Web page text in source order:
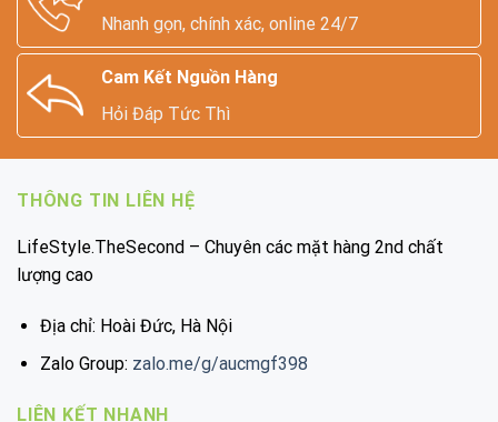
Nhanh gọn, chính xác, online 24/7
Cam Kết Nguồn Hàng
Hỏi Đáp Tức Thì
THÔNG TIN LIÊN HỆ
LifeStyle.TheSecond – Chuyên các mặt hàng 2nd chất
lượng cao
Địa chỉ: Hoài Đức, Hà Nội
Zalo Group: zalo.me/g/aucmgf398
LIÊN KẾT NHANH